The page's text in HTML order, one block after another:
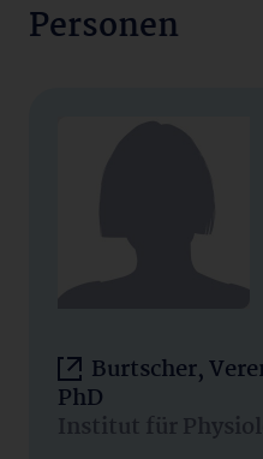
Personen
Burtscher,
PhD
Institut für